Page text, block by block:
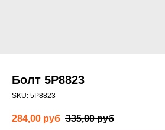
Болт 5P8823
SKU: 5P8823
284,00 руб 335,00 руб